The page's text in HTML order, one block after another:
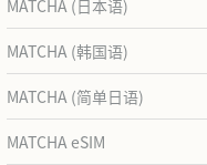
MATCHA (日本语)
MATCHA (韩国语)
MATCHA (简单日语)
MATCHA eSIM